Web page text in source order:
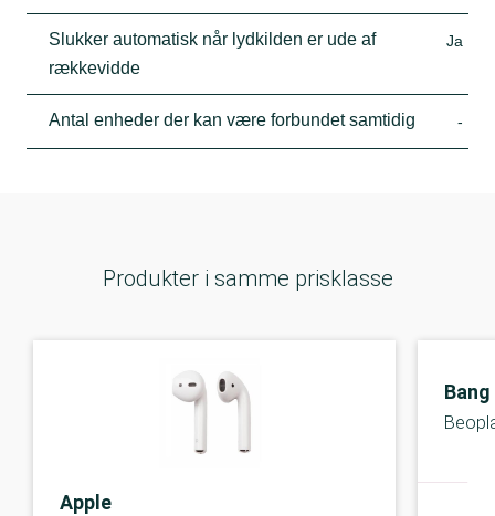
Slukker automatisk når lydkilden er ude af
rækkevidde
Ja
Antal enheder der kan være forbundet samtidig -
Produkter i samme prisklasse
Apple